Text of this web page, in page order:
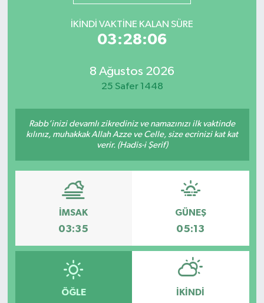
İKINDI VAKTİNE KALAN SÜRE
03:28:06
8 Ağustos 2026
25 Safer 1448
Rabb’inizi devamlı zikrediniz ve namazınızı ilk vaktinde
kılınız, muhakkak Allah Azze ve Celle, size ecrinizi kat kat
verir. (Hadis-i Şerif)
İMSAK
03:35
GÜNEŞ
05:13
ÖĞLE İKINDI